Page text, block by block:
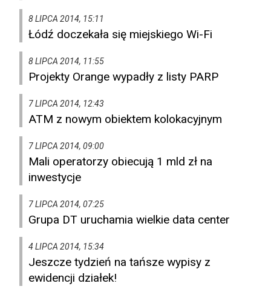
8 LIPCA 2014, 15:11
Łódź doczekała się miejskiego Wi-Fi
8 LIPCA 2014, 11:55
Projekty Orange wypadły z listy PARP
7 LIPCA 2014, 12:43
ATM z nowym obiektem kolokacyjnym
7 LIPCA 2014, 09:00
Mali operatorzy obiecują 1 mld zł na
inwestycje
7 LIPCA 2014, 07:25
Grupa DT uruchamia wielkie data center
4 LIPCA 2014, 15:34
Jeszcze tydzień na tańsze wypisy z
ewidencji działek!